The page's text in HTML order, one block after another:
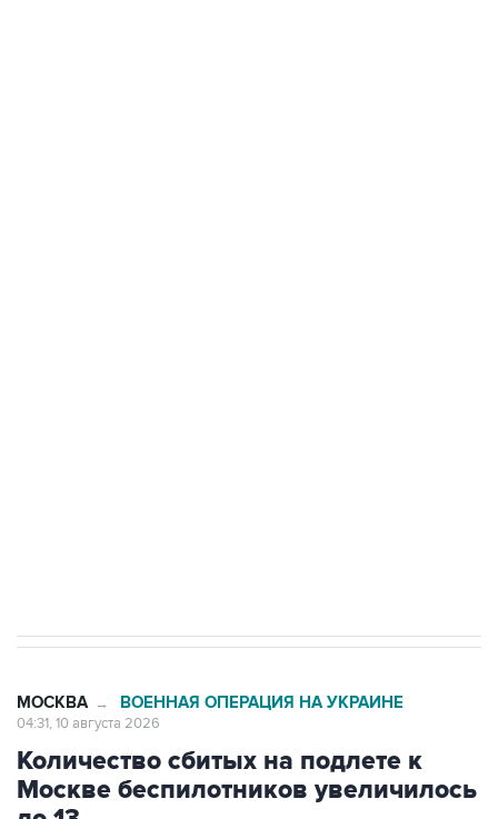
МОСКВА → ВОЕННАЯ ОПЕРАЦИЯ НА УКРАИНЕ
04:31, 10 августа 2026
Количество сбитых на подлете к
Москве беспилотников увеличилось